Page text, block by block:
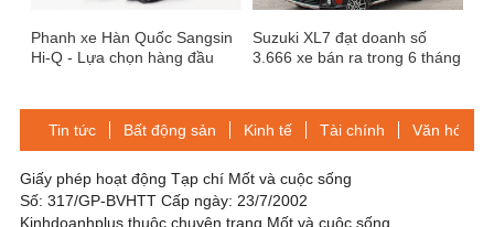
Phanh xe Hàn Quốc Sangsin
Hi-Q - Lựa chọn hàng đầu
Suzuki XL7 đạt doanh số
3.666 xe bán ra trong 6 tháng
Tin tức Bất động sản Kinh tế Tài chính Văn hóa-
Giấy phép hoạt động Tạp chí Mốt và cuộc sống
Số: 317/GP-BVHTT Cấp ngày: 23/7/2002
Kinhdoanhplus thuộc chuyên trang Mốt và cuộc sống